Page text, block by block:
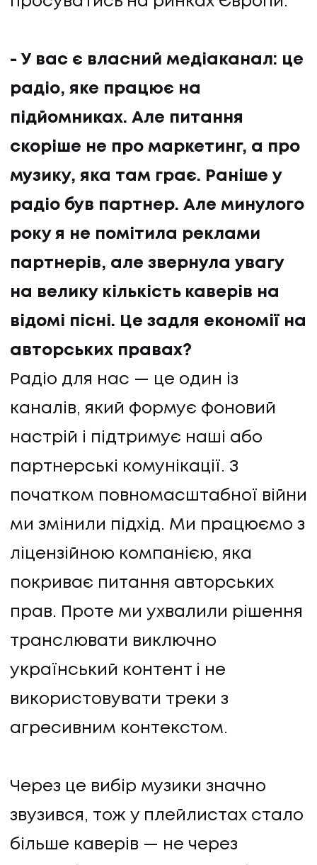
- У вас є власний медіаканал: це
радіо, яке працює на
підйомниках. Але питання
скоріше не про маркетинг, а про
музику, яка там грає. Раніше у
радіо був партнер. Але минулого
року я не помітила реклами
партнерів, але звернула увагу
на велику кількість каверів на
відомі пісні. Це задля економії на
авторських правах?
Радіо для нас — це один із
каналів, який формує фоновий
настрій і підтримує наші або
партнерські комунікації. З
початком повномасштабної війни
ми змінили підхід. Ми працюємо з
ліцензійною компанією, яка
покриває питання авторських
прав. Проте ми ухвалили рішення
транслювати виключно
український контент і не
використовувати треки з
агресивним контекстом.
Через це вибір музики значно
звузився, тож у плейлистах стало
більше каверів — не через